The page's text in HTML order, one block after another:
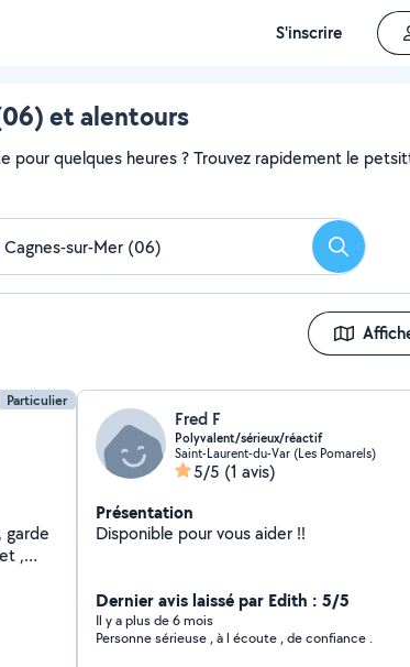
S'inscrire
et alentours
pour quelques heures ? Trouvez rapidement le
Rechercher
Particulier
garde
,
Fred F
Polyvalent/sérieux/réactif
Saint-Laurent-du-Var (Les Pomarels)
5/5 (1 avis)
Présentation
Disponible pour vous aider !!
Dernier avis laissé par Edith : 5/5
Il y a plus de 6 mois
Personne sérieuse , à l écoute , de confiance .